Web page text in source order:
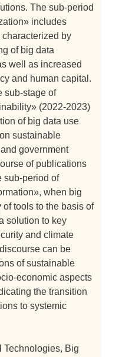
The sub-period
includes
by
of big data
well as increased
and human capital.
sub-stage of
(2022-2023)
of big data use
sustainable
government
of publications
sub-period of
when big
tools to the basis of
solution to key
and climate
can be
of sustainable
economic aspects
the transition
to systemic
Technologies, Big